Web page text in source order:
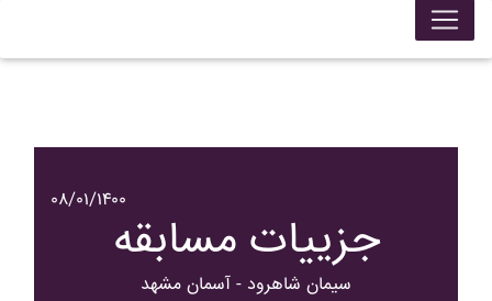
۰۸/۰۱/۱۴۰۰
جزییات مسابقه
سيمان شاهرود - آسمان مشهد